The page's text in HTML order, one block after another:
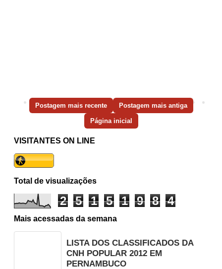
Postagem mais recente Postagem mais antiga
Página inicial
VISITANTES ON LINE
Total de visualizações
2 5 1 5 1 9 8 4
Mais acessadas da semana
LISTA DOS CLASSIFICADOS DA
CNH POPULAR 2012 EM
PERNAMBUCO